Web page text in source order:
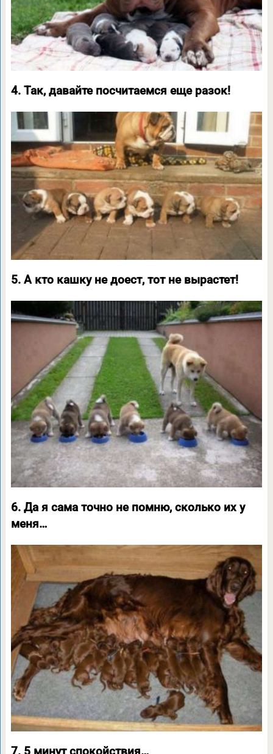
4. Так, давайте посчитаемся еще разок!
5. А кто кашку не доест, тот не вырастет!
6. Да я сама точно не помню, сколько их у
меня…